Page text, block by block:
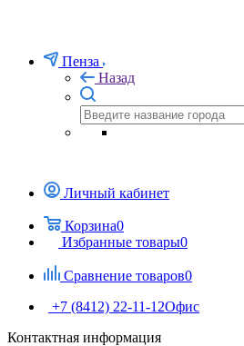
Пенза
Назад
Личный кабинет
Корзина0
Избранные товары0
Сравнение товаров0
+7 (8412) 22-11-12Офис
Контактная информация